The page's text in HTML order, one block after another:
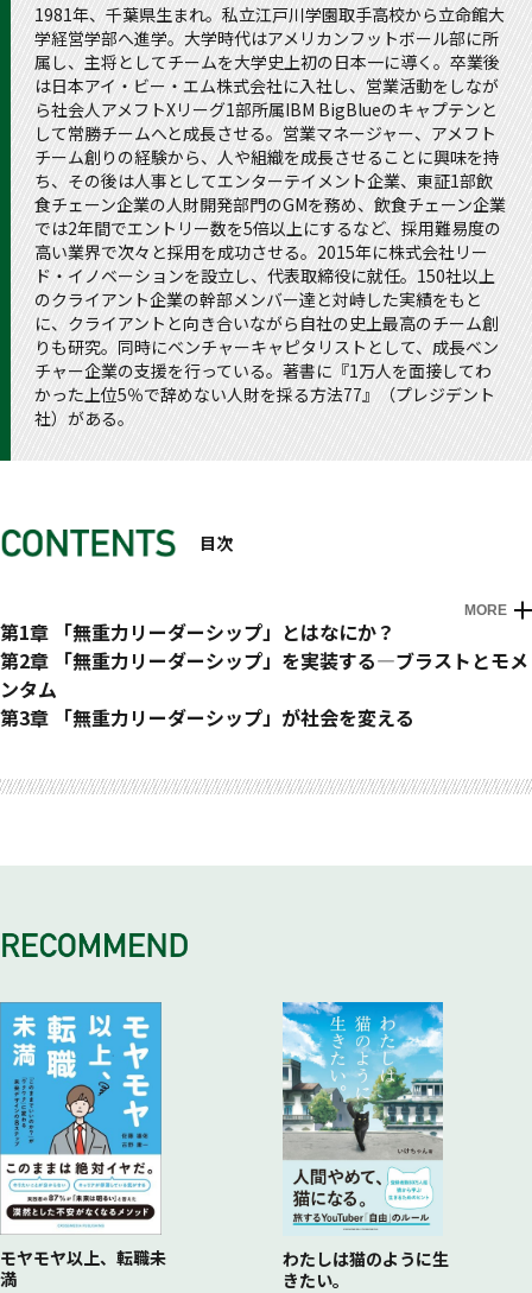
1981年、千葉県生まれ。私立江戸川学園取手高校から立命館大
学経営学部へ進学。大学時代はアメリカンフットボール部に所
属し、主将としてチームを大学史上初の日本一に導く。卒業後
は日本アイ・ビー・エム株式会社に入社し、営業活動をしなが
ら社会人アメフトXリーグ1部所属IBM BigBlueのキャプテンと
して常勝チームへと成長させる。営業マネージャー、アメフト
チーム創りの経験から、人や組織を成長させることに興味を持
ち、その後は人事としてエンターテイメント企業、東証1部飲
食チェーン企業の人財開発部門のGMを務め、飲食チェーン企業
では2年間でエントリー数を5倍以上にするなど、採用難易度の
高い業界で次々と採用を成功させる。2015年に株式会社リー
ド・イノベーションを設立し、代表取締役に就任。150社以上
のクライアント企業の幹部メンバー達と対峙した実績をもと
に、クライアントと向き合いながら自社の史上最高のチーム創
りも研究。同時にベンチャーキャピタリストとして、成長ベン
チャー企業の支援を行っている。著書に『1万人を面接してわ
かった上位5％で辞めない人財を採る方法77』（プレジデント
社）がある。
目次
MORE
はじめに
リーダーシップという「宇宙」へようこそ
第1章 「無重力リーダーシップ」とはなにか？
「リーダーシップ」からどんな言葉が想像できるだろうか？
なぜ、「リーダー像」は2000年間同じなのか？
「リーダーシップがある人」とは、どんな人なのだろうか？
「リーダーシップ国家資格」があるなら、検定試験にどんな問
題が出るだろうか？
には、どうするか？
第2章 「無重力リーダーシップ」を実装する―ブラストとモメ
ンタム
リーダーが変われば、なにがどう変わるのだろうか？
にか？
「あなたらしさ」を形成した人は？
か？
「いいモメンタム」の要因はなにか？
第3章 「無重力リーダーシップ」が社会を変える
「自分が成長できる会社」とはどんな会社なのだろうか？
ビジネスの「勝ち」とはなにか？
リーダーはメンバーに対して、「チーム優先で」と言うのか、
無重力リーダーシップのアプリをダウダウンロードすれば、人
生はもっと楽しくなる
モヤモヤ以上、転職未
満
わたしは猫のように生
きたい。